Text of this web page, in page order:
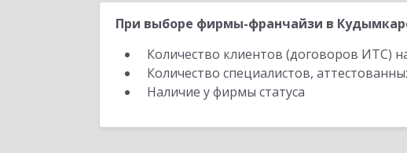
При выборе фирмы-франчайзи в
Количество клиентов (договоров ИТС)
Количество специалистов,
Наличие у фирмы статуса